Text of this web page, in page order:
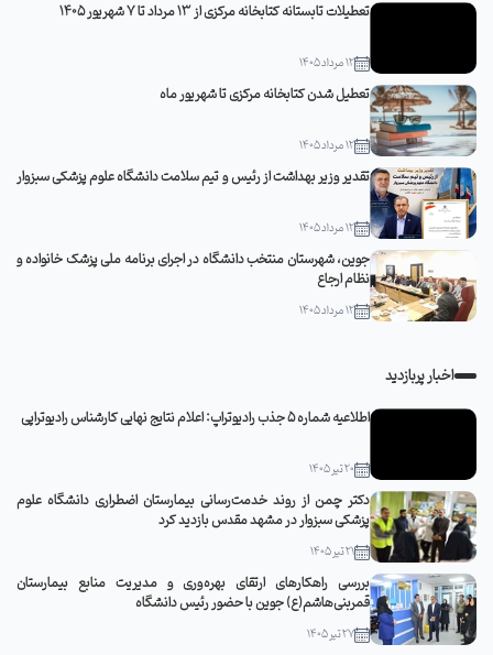
تعطیلات تابستانه کتابخانه مرکزی از 13 مرداد تا 7 شهریور 1405
12 مرداد 1405
تعطیل شدن کتابخانه مرکزی تا شهریور ماه
12 مرداد 1405
تقدیر وزیر بهداشت از رئیس و تیم سلامت دانشگاه علوم پزشکی سبزوار
12 مرداد 1405
جوین، شهرستان منتخب دانشگاه در اجرای برنامه ملی پزشک خانواده و
نظام ارجاع
12 مرداد 1405
اخبار پربازدید
اطلاعیه شماره 5 جذب رادیوتراپ: اعلام نتایج نهایی کارشناس رادیوتراپی
20 تیر 1405
دکتر چمن از روند خدمت‌رسانی بیمارستان اضطراری دانشگاه علوم
پزشکی سبزوار در مشهد مقدس بازدید کرد
21 تیر 1405
بررسی راهکارهای ارتقای بهره‌وری و مدیریت منابع بیمارستان
قمربنی‌هاشم(ع) جوین با حضور رئیس دانشگاه
27 تیر 1405